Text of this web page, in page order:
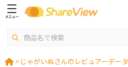
> じゃがいぬさんのレビュアーデータ